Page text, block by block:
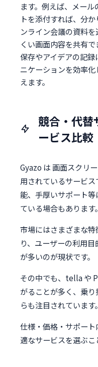
ます。例えば、メー
トを添付すれば、分
ンライン会議の資料
くい画面内容を共有
保存やアイデアの記
ニケーションを効率
えます。
競合・代替
ービス比較
Gyazo は 画面スクリ
用されているサービ
能、手厚いサポート
ている場合もあります。
市場にはさまざまな
り、ユーザーの利用
が多いのが現状です。
その中でも、tella や
がることが多く、乗
らも注目されています。
仕様・価格・サポー
適なサービスを選ぶこ